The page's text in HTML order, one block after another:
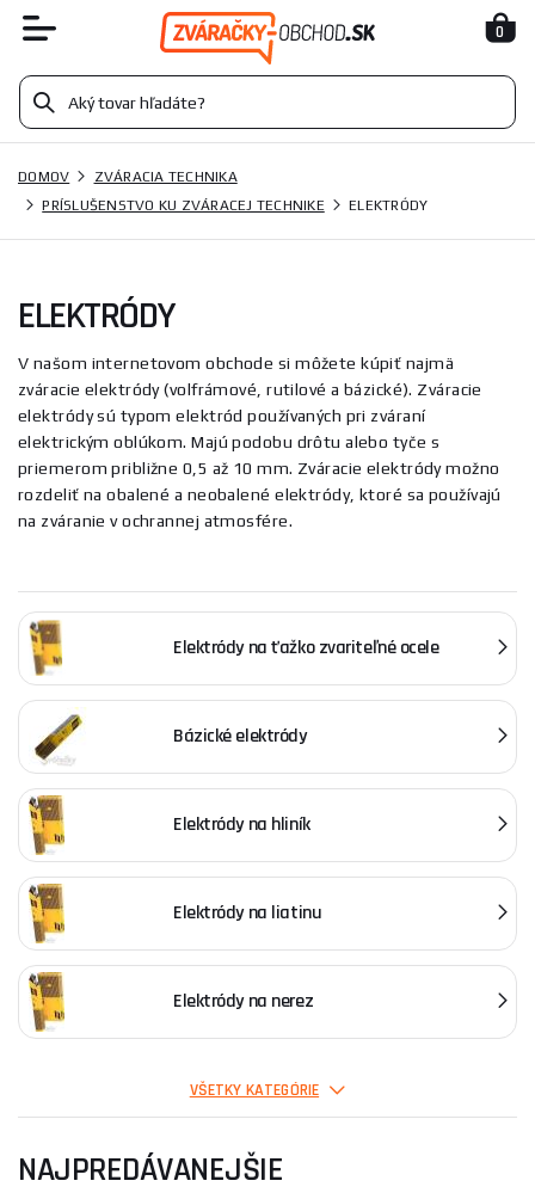
0
DOMOV
ZVÁRACIA TECHNIKA
PRÍSLUŠENSTVO KU ZVÁRACEJ TECHNIKE
ELEKTRÓDY
ELEKTRÓDY
V našom internetovom obchode si môžete kúpiť najmä
zváracie elektródy (volfrámové, rutilové a bázické). Zváracie
elektródy sú typom elektród používaných pri zváraní
elektrickým oblúkom. Majú podobu drôtu alebo tyče s
priemerom približne 0,5 až 10 mm. Zváracie elektródy možno
rozdeliť na obalené a neobalené elektródy, ktoré sa používajú
na zváranie v ochrannej atmosfére.
Elektródy na ťažko zvariteľné ocele
Bázické elektródy
Elektródy na hliník
Elektródy na liatinu
Elektródy na nerez
Elektródy na tvrdonávary
Rutilové elektródy
VŠETKY KATEGÓRIE
NAJPREDÁVANEJŠIE